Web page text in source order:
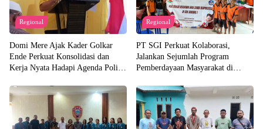
Regional
Domi Mere Ajak Kader Golkar
Ende Perkuat Konsolidasi dan
Kerja Nyata Hadapi Agenda Politik
Regional
PT SGI Perkuat Kolaborasi,
Jalankan Sejumlah Program
Pemberdayaan Masyarakat di